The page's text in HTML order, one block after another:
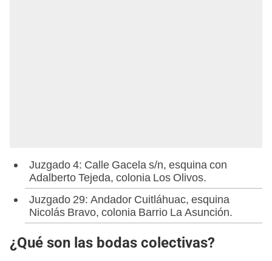
Juzgado 4: Calle Gacela s/n, esquina con
Adalberto Tejeda, colonia Los Olivos.
Juzgado 29: Andador Cuitláhuac, esquina
Nicolás Bravo, colonia Barrio La Asunción.
¿Qué son las bodas colectivas?